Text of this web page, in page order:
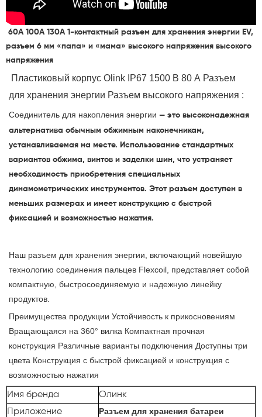
60A 100A 130A 1-контактный разъем для хранения энергии EV,
разъем 6 мм «папа» и «мама» высокого напряжения высокого
напряжения
Пластиковый корпус Olink IP67 1500 В 80 А Разъем
для хранения энергии Разъем высокого напряжения :
Соединитель для накопления энергии — это высоконадежная
альтернатива обычным обжимным наконечникам,
устанавливаемая на месте. Использование стандартных
вариантов обжима, винтов и заделки шин, что устраняет
необходимость приобретения специальных
динамометрических инструментов. Этот разъем доступен в
меньших размерах и имеет конструкцию с быстрой
фиксацией и возможностью нажатия.
Наш разъем для хранения энергии, включающий новейшую
технологию соединения пальцев Flexcoil, представляет собой
компактную, быстросоединяемую и надежную линейку
продуктов.
Преимущества продукции Устойчивость к прикосновениям
Вращающаяся на 360° вилка Компактная прочная
конструкция Различные варианты подключения Доступны три
цвета Конструкция с быстрой фиксацией и конструкция с
возможностью нажатия
Имя бренда
Олинк
Приложение
Разъем для хранения батареи